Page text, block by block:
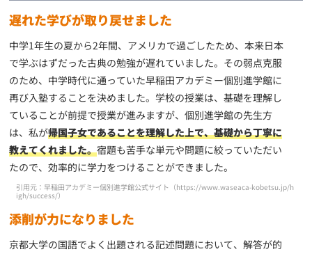
遅れた学びが取り戻せました
中学1年生の夏から2年間、アメリカで過ごしたため、本来日本
で学ぶはずだった古典の勉強が遅れていました。その弱点克服
のため、中学時代に通っていた早稲田アカデミー個別進学館に
再び入塾することを決めました。学校の授業は、基礎を理解し
ていることが前提で授業が進みますが、個別進学館の先生方
は、私が帰国子女であることを理解した上で、基礎から丁寧に
教えてくれました。宿題も苦手な単元や問題に絞っていただい
たので、効率的に学力をつけることができました。
引用元：早稲田アカデミー個別進学館公式サイト（https://www.waseaca-kobetsu.jp/h
igh/success/）
添削が力になりました
京都大学の国語でよく出題される記述問題において、解答が的